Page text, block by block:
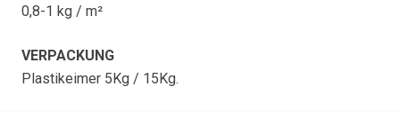
0,8-1 kg / m²
VERPACKUNG
Plastikeimer 5Kg / 15Kg.